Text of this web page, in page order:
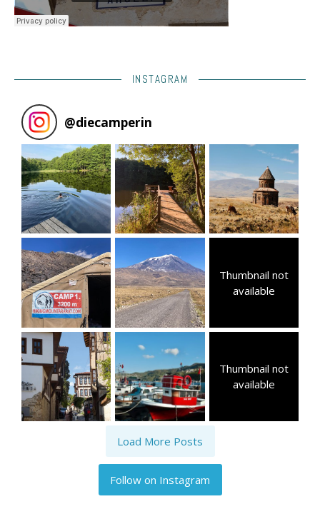
INSTAGRAM
@diecamperin
Thumbnail not
available
Thumbnail not
available
Load More Posts
Follow on Instagram